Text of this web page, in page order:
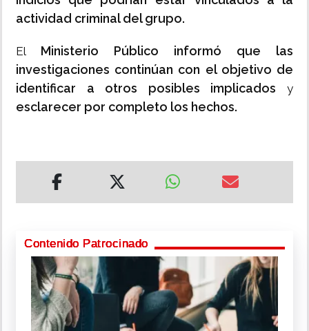
actividad criminal del grupo.
El Ministerio Público informó que las
investigaciones continúan con el objetivo de
identificar a otros posibles implicados y
esclarecer por completo los hechos.
Contenido Patrocinado